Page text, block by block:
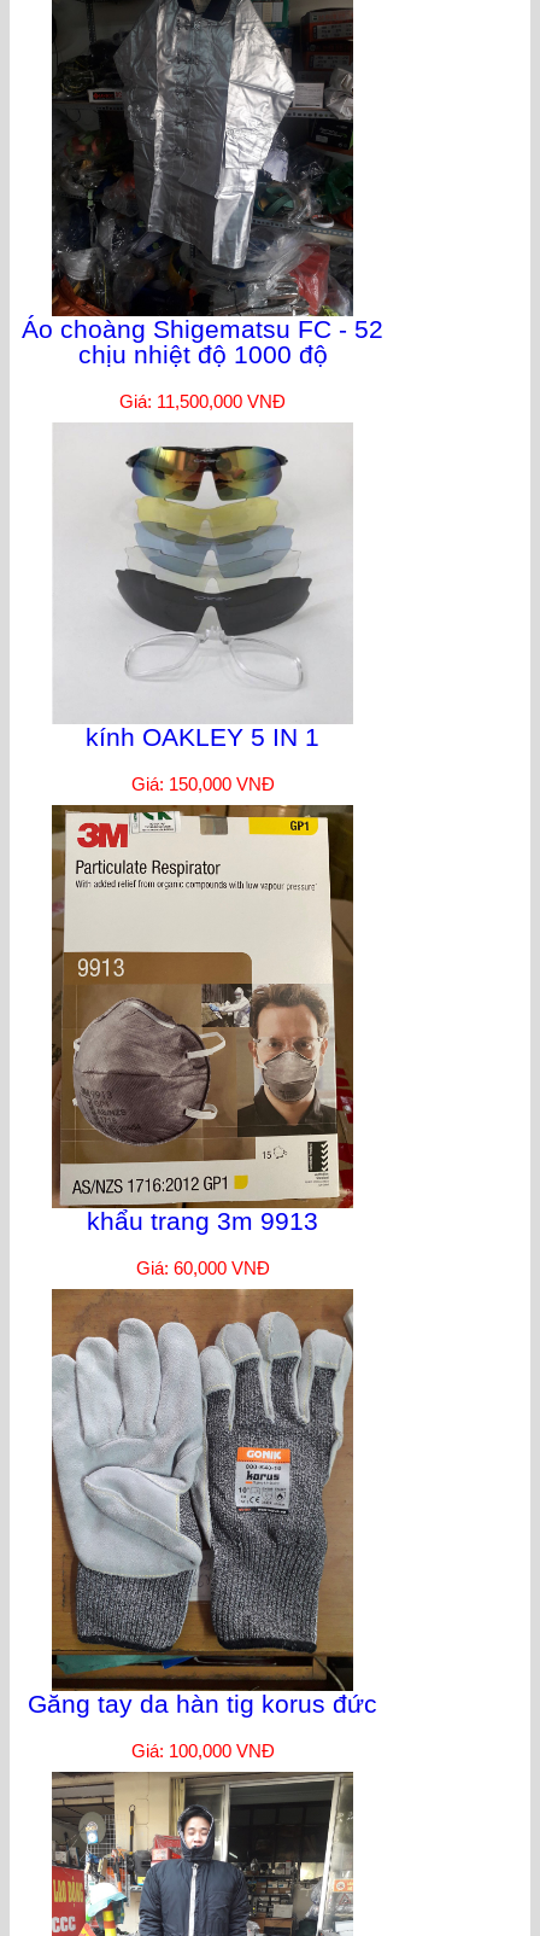
Áo choàng Shigematsu FC - 52
chịu nhiệt độ 1000 độ
Giá: 11,500,000 VNĐ
kính OAKLEY 5 IN 1
Giá: 150,000 VNĐ
khẩu trang 3m 9913
Giá: 60,000 VNĐ
Găng tay da hàn tig korus đức
Giá: 100,000 VNĐ